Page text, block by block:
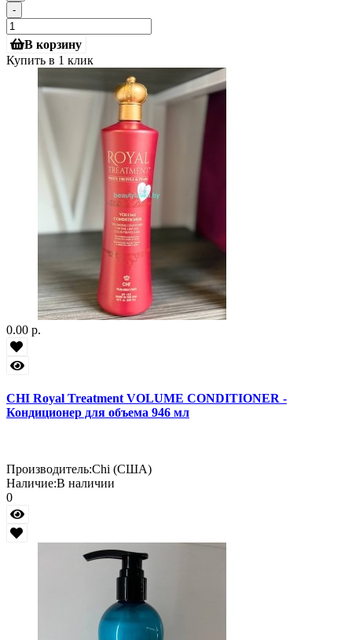
-
В корзину
Купить в 1 клик
0.00 р.
CHI Royal Treatment VOLUME CONDITIONER -
Кондиционер для объема 946 мл
Производитель:Chi (США)
Наличие:В наличии
0